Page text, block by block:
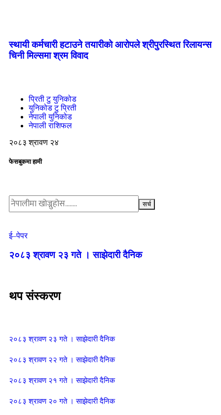
स्थायी कर्मचारी हटाउने तयारीको आरोपले श्रीपुरस्थित रिलायन्स
चिनी मिल्समा श्रम विवाद
प्रिती टु युनिकोड
युनिकोड टु प्रिती
नेपाली युनिकोड
नेपाली राशिफल
२०८३ श्रावण २४
फेसबुकमा हामी
ई–पेपर
२०८३ श्रावण २३ गते । साझेदारी दैनिक
थप संस्करण
२०८३ श्रावण २३ गते । साझेदारी दैनिक
२०८३ श्रावण २२ गते । साझेदारी दैनिक
२०८३ श्रावण २१ गते । साझेदारी दैनिक
२०८३ श्रावण २० गते । साझेदारी दैनिक